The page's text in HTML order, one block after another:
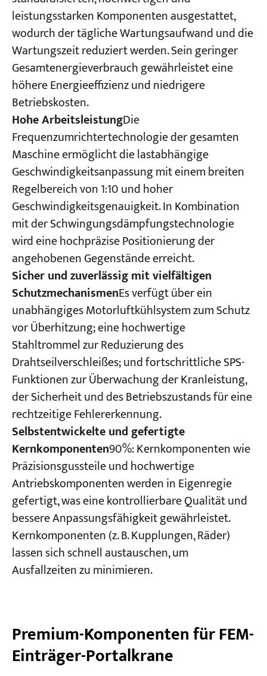
leistungsstarken Komponenten ausgestattet,
wodurch der tägliche Wartungsaufwand und die
Wartungszeit reduziert werden. Sein geringer
Gesamtenergieverbrauch gewährleistet eine
höhere Energieeffizienz und niedrigere
Betriebskosten.
Hohe ArbeitsleistungDie
Frequenzumrichtertechnologie der gesamten
Maschine ermöglicht die lastabhängige
Geschwindigkeitsanpassung mit einem breiten
Regelbereich von 1:10 und hoher
Geschwindigkeitsgenauigkeit. In Kombination
mit der Schwingungsdämpfungstechnologie
wird eine hochpräzise Positionierung der
angehobenen Gegenstände erreicht.
Sicher und zuverlässig mit vielfältigen
SchutzmechanismenEs verfügt über ein
unabhängiges Motorluftkühlsystem zum Schutz
vor Überhitzung; eine hochwertige
Stahltrommel zur Reduzierung des
Drahtseilverschleißes; und fortschrittliche SPS-
Funktionen zur Überwachung der Kranleistung,
der Sicherheit und des Betriebszustands für eine
rechtzeitige Fehlererkennung.
Selbstentwickelte und gefertigte
Kernkomponenten90%: Kernkomponenten wie
Präzisionsgussteile und hochwertige
Antriebskomponenten werden in Eigenregie
gefertigt, was eine kontrollierbare Qualität und
bessere Anpassungsfähigkeit gewährleistet.
Kernkomponenten (z. B. Kupplungen, Räder)
lassen sich schnell austauschen, um
Ausfallzeiten zu minimieren.
Premium-Komponenten für FEM-
Einträger-Portalkrane